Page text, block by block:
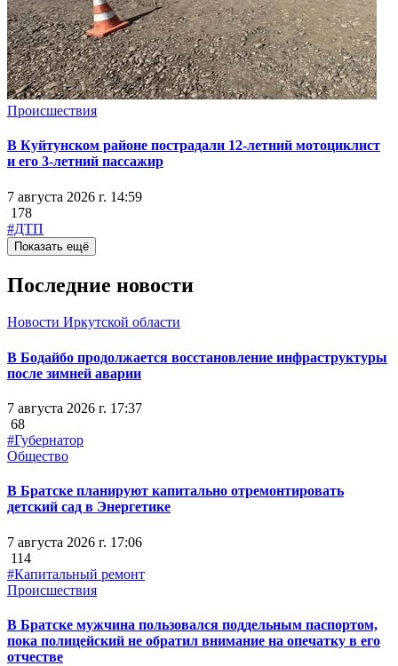
Происшествия
В Куйтунском районе пострадали 12-летний мотоциклист
и его 3-летний пассажир
7 августа 2026 г. 14:59
178
#ДТП
Показать ещё
Последние новости
Новости Иркутской области
В Бодайбо продолжается восстановление инфраструктуры
после зимней аварии
7 августа 2026 г. 17:37
68
#Губернатор
Общество
В Братске планируют капитально отремонтировать
детский сад в Энергетике
7 августа 2026 г. 17:06
114
#Капитальный ремонт
Происшествия
В Братске мужчина пользовался поддельным паспортом,
пока полицейский не обратил внимание на опечатку в его
отчестве